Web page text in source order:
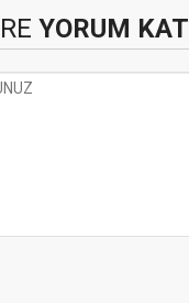
YORUM KAT